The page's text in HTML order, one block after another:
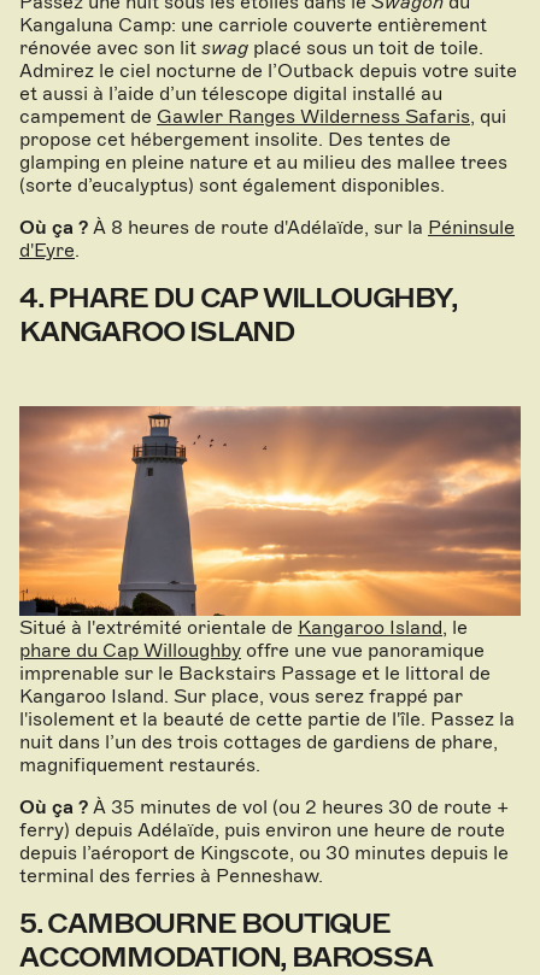
Kangaluna Camp: une carriole couverte entièrement
rénovée avec son lit swag placé sous un toit de toile.
Admirez le ciel nocturne de l’Outback depuis votre suite
et aussi à l’aide d’un télescope digital installé au
campement de Gawler Ranges Wilderness Safaris, qui
propose cet hébergement insolite. Des tentes de
glamping en pleine nature et au milieu des mallee trees
(sorte d’eucalyptus) sont également disponibles.
Où ça ? À 8 heures de route d'Adélaïde, sur la Péninsule
d'Eyre.
4. PHARE DU CAP WILLOUGHBY,
KANGAROO ISLAND
Situé à l'extrémité orientale de Kangaroo Island , le
phare du Cap Willoughby offre une vue panoramique
imprenable sur le Backstairs Passage et le littoral de
Kangaroo Island. Sur place, vous serez frappé par
l'isolement et la beauté de cette partie de l'île. Passez la
nuit dans l’un des trois cottages de gardiens de phare,
magnifiquement restaurés.
Où ça ? À 35 minutes de vol (ou 2 heures 30 de route +
ferry) depuis Adélaïde, puis environ une heure de route
depuis l’aéroport de Kingscote, ou 30 minutes depuis le
terminal des ferries à Penneshaw.
5. CAMBOURNE BOUTIQUE
ACCOMMODATION, BAROSSA